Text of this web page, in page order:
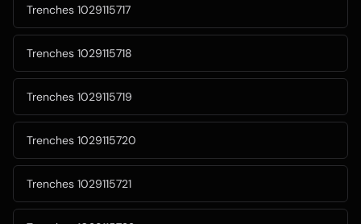
Trenches 1029115717
Trenches 1029115718
Trenches 1029115719
Trenches 1029115720
Trenches 1029115721